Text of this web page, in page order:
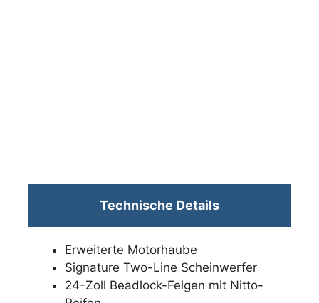
Technische Details
Erweiterte Motorhaube
Signature Two-Line Scheinwerfer
24-Zoll Beadlock-Felgen mit Nitto-